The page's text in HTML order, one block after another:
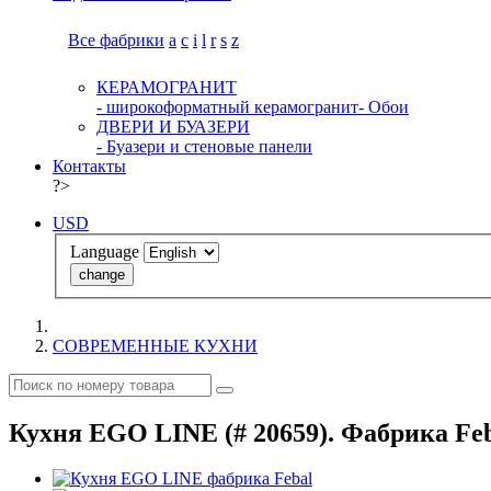
Все фабрики a c i l r s z
КЕРАМОГРАНИТ
- широкоформатный керамогранит- Обои
ДВЕРИ И БУАЗЕРИ
- Буазери и стеновые панели
Контакты
?>
USD
Language
change
СОВРЕМЕННЫЕ КУХНИ
Кухня EGO LINE (# 20659). Фабрика